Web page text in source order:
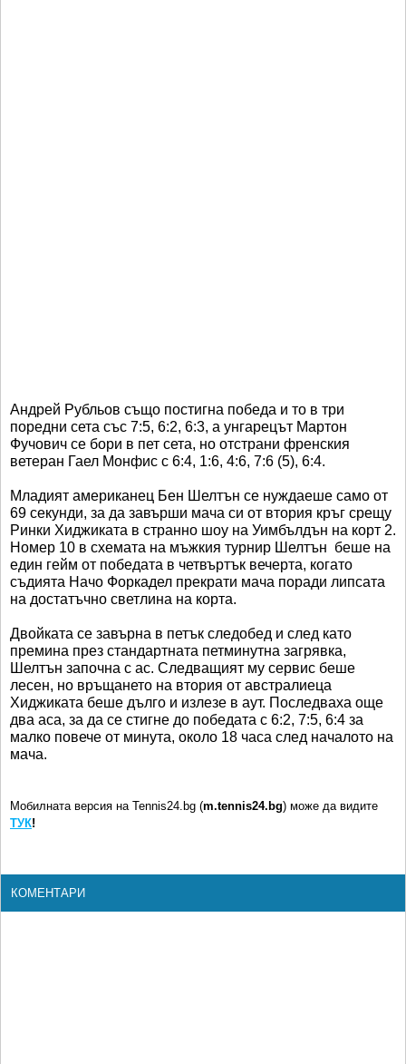
Андрей Рубльов също постигна победа и то в три
поредни сета със 7:5, 6:2, 6:3, а унгарецът Мартон
Фучович се бори в пет сета, но отстрани френския
ветеран Гаел Монфис с 6:4, 1:6, 4:6, 7:6 (5), 6:4.
Младият американец Бен Шелтън се нуждаеше само от
69 секунди, за да завърши мача си от втория кръг срещу
Ринки Хиджиката в странно шоу на Уимбълдън на корт 2.
Номер 10 в схемата на мъжкия турнир Шелтън беше на
един гейм от победата в четвъртък вечерта, когато
съдията Начо Форкадел прекрати мача поради липсата
на достатъчно светлина на корта.
Двойката се завърна в петък следобед и след като
премина през стандартната петминутна загрявка,
Шелтън започна с ас. Следващият му сервис беше
лесен, но връщането на втория от австралиеца
Хиджиката беше дълго и излезе в аут. Последваха още
два аса, за да се стигне до победата с 6:2, 7:5, 6:4 за
малко повече от минута, около 18 часа след началото на
мача.
Мобилната версия на Tennis24.bg (m.tennis24.bg) може да видите
ТУК!
КОМЕНТАРИ